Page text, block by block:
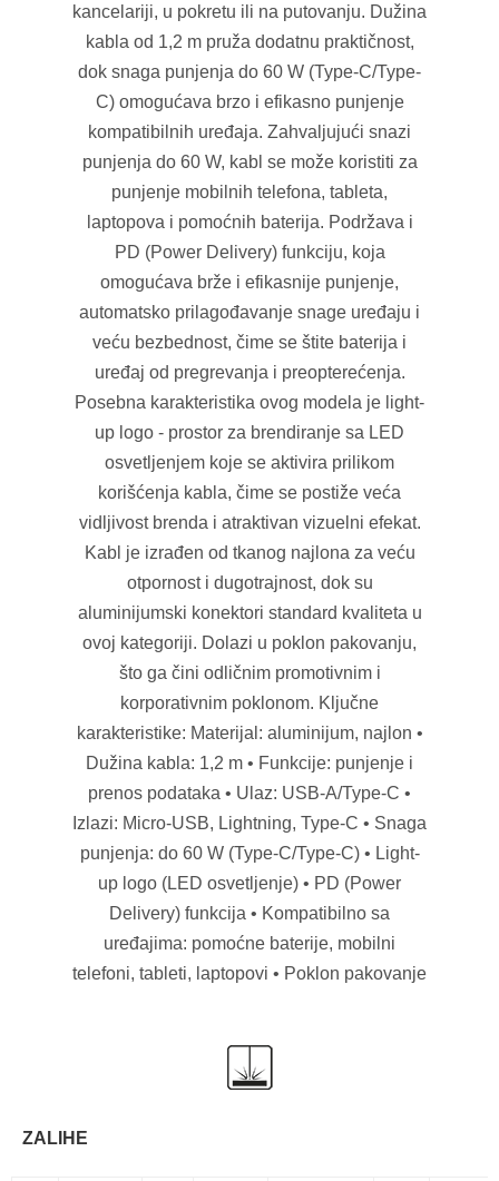
kancelariji, u pokretu ili na putovanju. Dužina
kabla od 1,2 m pruža dodatnu praktičnost,
dok snaga punjenja do 60 W (Type-C/Type-
C) omogućava brzo i efikasno punjenje
kompatibilnih uređaja. Zahvaljujući snazi
punjenja do 60 W, kabl se može koristiti za
punjenje mobilnih telefona, tableta,
laptopova i pomoćnih baterija. Podržava i
PD (Power Delivery) funkciju, koja
omogućava brže i efikasnije punjenje,
automatsko prilagođavanje snage uređaju i
veću bezbednost, čime se štite baterija i
uređaj od pregrevanja i preopterećenja.
Posebna karakteristika ovog modela je light-
up logo - prostor za brendiranje sa LED
osvetljenjem koje se aktivira prilikom
korišćenja kabla, čime se postiže veća
vidljivost brenda i atraktivan vizuelni efekat.
Kabl je izrađen od tkanog najlona za veću
otpornost i dugotrajnost, dok su
aluminijumski konektori standard kvaliteta u
ovoj kategoriji. Dolazi u poklon pakovanju,
što ga čini odličnim promotivnim i
korporativnim poklonom. Ključne
karakteristike: Materijal: aluminijum, najlon •
Dužina kabla: 1,2 m • Funkcije: punjenje i
prenos podataka • Ulaz: USB-A/Type-C •
Izlazi: Micro-USB, Lightning, Type-C • Snaga
punjenja: do 60 W (Type-C/Type-C) • Light-
up logo (LED osvetljenje) • PD (Power
Delivery) funkcija • Kompatibilno sa
uređajima: pomoćne baterije, mobilni
telefoni, tableti, laptopovi • Poklon pakovanje
ZALIHE